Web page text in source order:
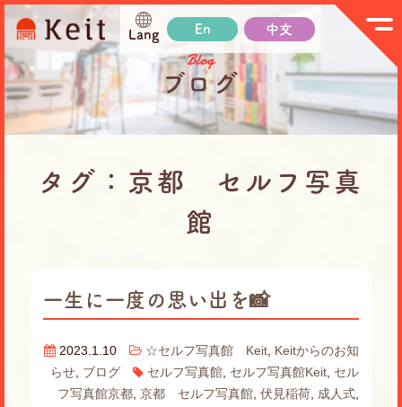
Lang En 中文
Blog
ブログ
タグ：京都 セルフ写真
館
一生に一度の思い出を📸
2023.1.10 ☆セルフ写真館 Keit Keitからのお知
らせ ブログ セルフ写真館 セルフ写真館Keit セル
フ写真館京都 ,京都 セルフ写真館 ,伏見稲荷 成人式